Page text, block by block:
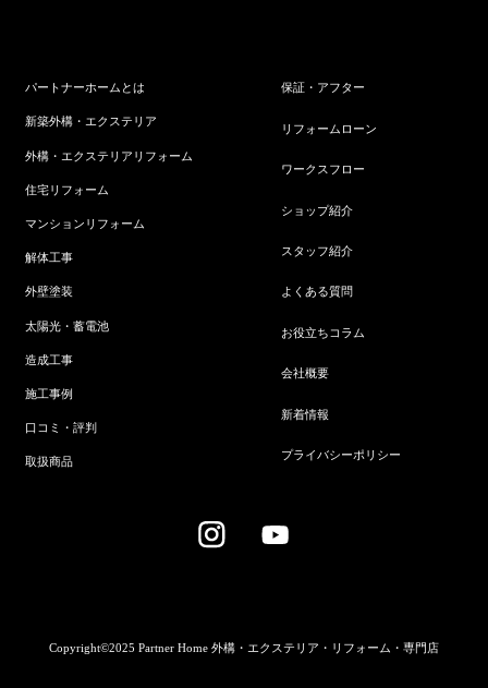
パートナーホームとは
新築外構・エクステリア
外構・エクステリアリフォーム
住宅リフォーム
マンションリフォーム
解体工事
外壁塗装
太陽光・蓄電池
造成工事
施工事例
口コミ・評判
取扱商品
保証・アフター
リフォームローン
ワークスフロー
ショップ紹介
スタッフ紹介
よくある質問
お役立ちコラム
会社概要
新着情報
プライバシーポリシー
Copyright©2025 Partner Home 外構・エクステリア・リフォーム・専門店